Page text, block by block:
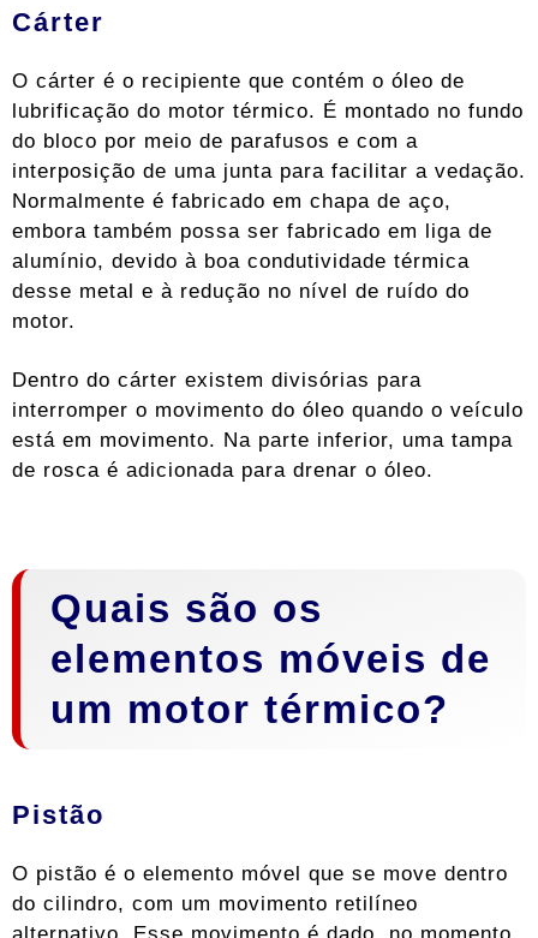
Cárter
O cárter é o recipiente que contém o óleo de
lubrificação do motor térmico. É montado no fundo
do bloco por meio de parafusos e com a
interposição de uma junta para facilitar a vedação.
Normalmente é fabricado em chapa de aço,
embora também possa ser fabricado em liga de
alumínio, devido à boa condutividade térmica
desse metal e à redução no nível de ruído do
motor.
Dentro do cárter existem divisórias para
interromper o movimento do óleo quando o veículo
está em movimento. Na parte inferior, uma tampa
de rosca é adicionada para drenar o óleo.
Quais são os
elementos móveis de
um motor térmico?
Pistão
O pistão é o elemento móvel que se move dentro
do cilindro, com um movimento retilíneo